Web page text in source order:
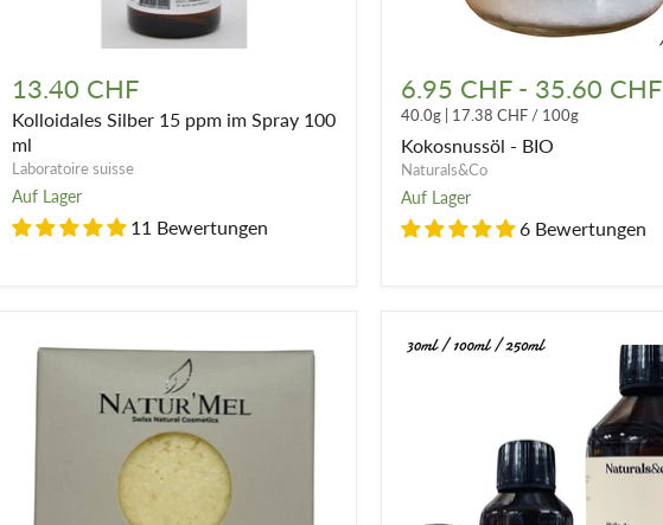
Silber
15
ppm
im
Spray
100
ml
13.40 CHF
Kolloidales Silber 15 ppm im Spray 100
ml
Laboratoire suisse
Auf Lager
11 Bewertungen
BIO
6.95 CHF- 35.60 CHF
40.0g 17.38 CHF / 100g
Kokosnussöl - BIO
Naturals&Co
Auf Lager
6 Bewertungen